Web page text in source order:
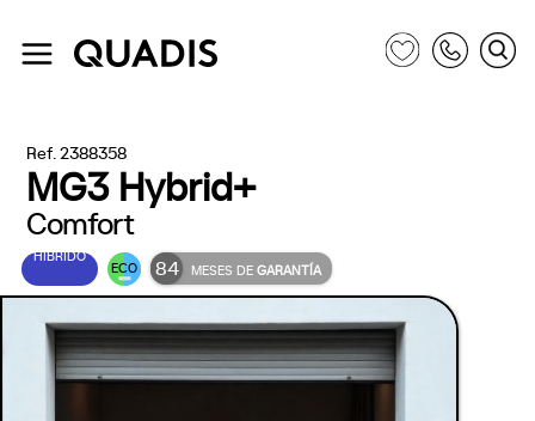
Ref. 2388358
MG3 Hybrid+
Comfort
HÍBRIDO
ECO 84 MESES DEGARANTÍA